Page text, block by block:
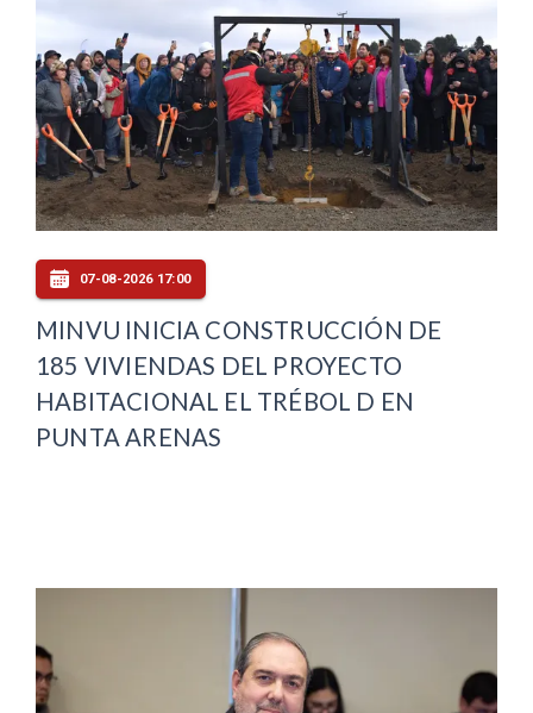
07-08-2026 17:00
MINVU INICIA CONSTRUCCIÓN DE
185 VIVIENDAS DEL PROYECTO
HABITACIONAL EL TRÉBOL D EN
PUNTA ARENAS